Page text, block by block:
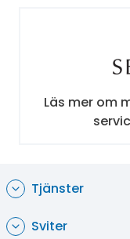
önskar en lugn
fartyget förflyter
eller
fartygets bar
gym, caféer,
Läs mer om
Tjänster
Sviter